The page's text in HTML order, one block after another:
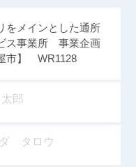
をメインとした通所
ス事業所 事業企画
市】 WR1128